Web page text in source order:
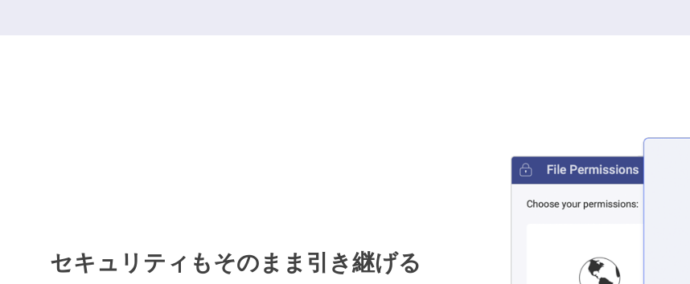
セキュリティもそのまま引き継げる